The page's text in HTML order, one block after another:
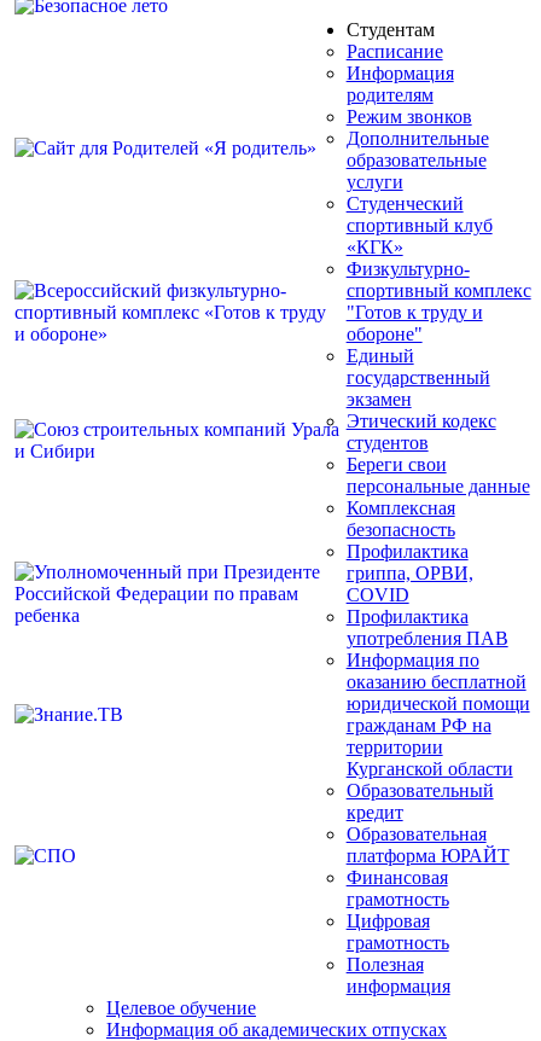
Студентам
Расписание
Информация
родителям
Режим звонков
Дополнительные
образовательные
услуги
Студенческий
спортивный клуб
«КГК»
Физкультурно-
спортивный комплекс
"Готов к труду и
обороне"
Единый
государственный
экзамен
Этический кодекс
студентов
Береги свои
персональные данные
Комплексная
безопасность
Профилактика
гриппа, ОРВИ,
COVID
Профилактика
употребления ПАВ
Информация по
оказанию бесплатной
юридической помощи
гражданам РФ на
территории
Курганской области
Образовательный
кредит
Образовательная
платформа ЮРАЙТ
Финансовая
грамотность
Цифровая
грамотность
Полезная
информация
Целевое обучение
Информация об академических отпусках